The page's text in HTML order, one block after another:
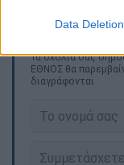
Data Deletion
Τα σχολιά σας
ΕΘΝΟΣ θα
διαγράφονται